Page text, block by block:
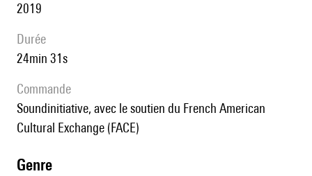
2019
durée
24min 31s
Commande
Soundinitiative, avec le soutien du French American
Cultural Exchange (FACE)
genre